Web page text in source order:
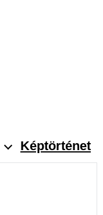
Képtörténet